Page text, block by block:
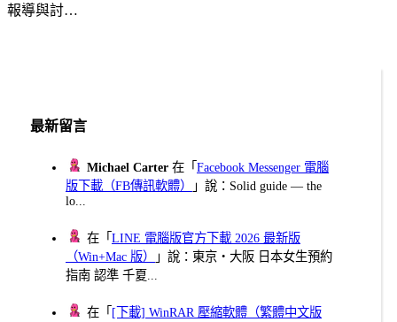
報導與討…
最新留言
Michael Carter 在「Facebook Messenger 電腦
版下載（FB傳訊軟體）
」說：Solid guide — the
lo...
在「LINE 電腦版官方下載 2026 最新版
（Win+Mac 版）
」說：東京・大阪 日本女生預約
指南 認準 千夏...
在「 [下載] WinRAR 壓縮軟體（繁體中文版